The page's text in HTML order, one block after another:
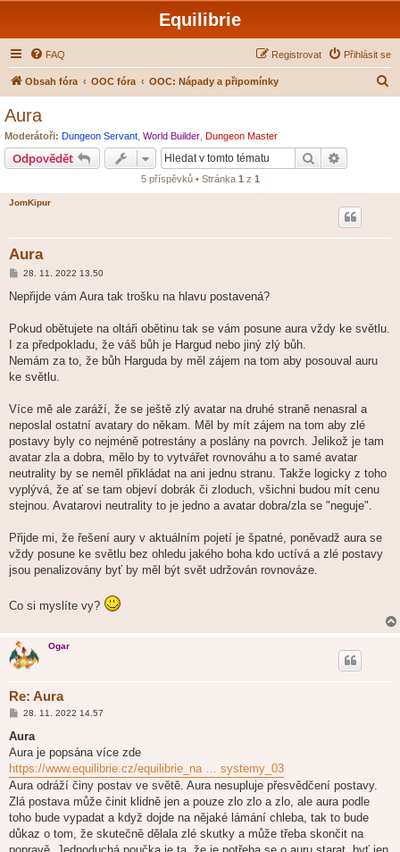
Equilibrie
FAQ Přihlásit se
Registrovat
Obsah fóra OOC fóra OOC: Nápady a připomínky
Aura
Moderátoři: Dungeon Servant World Builder Dungeon Master
Odpovědět Hledat
5 příspěvků • Stránka 1 z 1
JomKipur
Aura
P
í
s
ě
e
k
28. 11. 2022 13.50
Nepřijde vám Aura tak trošku na hlavu postavená?
Pokud obětujete na oltáři obětinu tak se vám posune aura vždy ke světlu.
I za předpokladu, že váš bůh je Hargud nebo jiný zlý bůh.
Nemám za to, že bůh Harguda by měl zájem na tom aby posouval auru
ke světlu.
Více mě ale zaráží, že se ještě zlý avatar na druhé straně nenasral a
neposlal ostatní avatary do někam. Měl by mít zájem na tom aby zlé
postavy byly co nejméně potrestány a poslány na povrch. Jelikož je tam
avatar zla a dobra, mělo by to vytvářet rovnováhu a to samé avatar
neutrality by se neměl přikládat na ani jednu stranu. Takže logicky z toho
vyplývá, že ať se tam objeví dobrák či zloduch, všichni budou mít cenu
stejnou. Avatarovi neutrality to je jedno a avatar dobra/zla se "neguje".
Přijde mi, že řešení aury v aktuálním pojetí je špatné, poněvadž aura se
vždy posune ke světlu bez ohledu jakého boha kdo uctívá a zlé postavy
jsou penalizovány byť by měl být svět udržován rovnováze.
Co si myslíte vy?
Ogar
Re: Aura
P
í
p
ě
v
e
k
28. 11. 2022 14.57
Aura
Aura je popsána více zde
https://www.equilibrie.cz/equilibrie_na … systemy_03
Aura odráží činy postav ve světě. Aura nesupluje přesvědčení postavy.
Zlá postava může činit klidně jen a pouze zlo zlo a zlo, ale aura podle
toho bude vypadat a když dojde na nějaké lámání chleba, tak to bude
důkaz o tom, že skutečně dělala zlé skutky a může třeba skončit na